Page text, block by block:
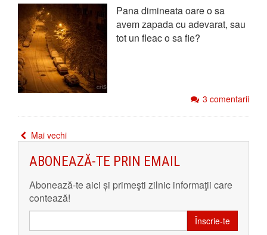
Pana dimineata oare o sa
avem zapada cu adevarat, sau
tot un fleac o sa fie?
3 comentarii
Mai vechi
ABONEAZĂ-TE PRIN EMAIL
Abonează-te aici și primeşti zilnic informaţii care
contează!
Înscrie-te